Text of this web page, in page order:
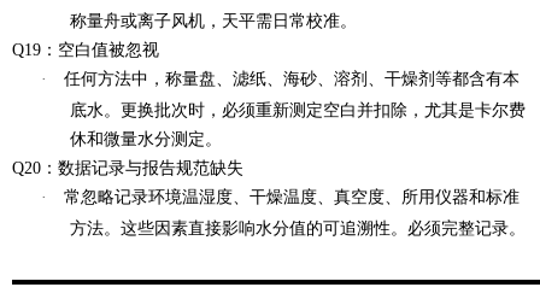
称量舟或离子风机，天平需日常校准。
Q19：空白值被忽视
·
任何方法中，称量盘、滤纸、海砂、溶剂、干燥剂等都含有本
底水。更换批次时，必须重新测定空白并扣除，尤其是卡尔费
休和微量水分测定。
Q20：数据记录与报告规范缺失
·
常忽略记录环境温湿度、干燥温度、真空度、所用仪器和标准
方法。这些因素直接影响水分值的可追溯性。必须完整记录。